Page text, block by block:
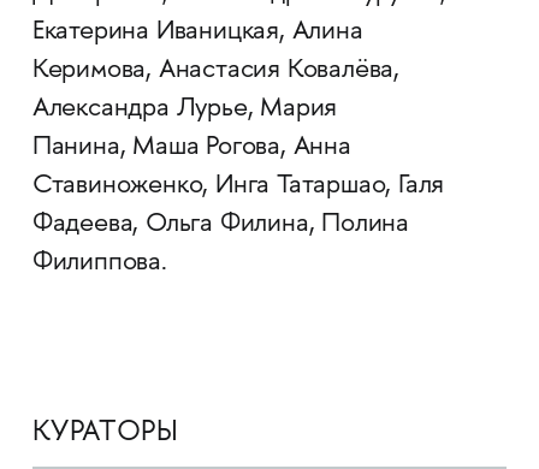
Екатерина Иваницкая, Алина
Керимова, Анастасия Ковалёва,
Александра Лурье, Мария
Панина, Маша Рогова, Анна
Ставиноженко, Инга Татаршао, Галя
Фадеева, Ольга Филина, Полина
Филиппова.
КУРАТОРЫ